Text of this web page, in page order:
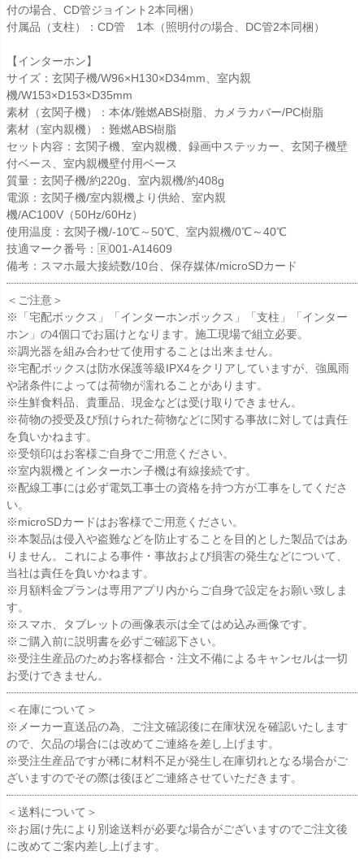
付の場合、CD管ジョイント2本同梱）
付属品（支柱）：CD管 1本（照明付の場合、DC管2本同梱）
【インターホン】
サイズ：玄関子機/W96×H130×D34mm、室内親
機/W153×D153×D35mm
素材（玄関子機）：本体/難燃ABS樹脂、カメラカバー/PC樹脂
素材（室内親機）：難燃ABS樹脂
セット内容：玄関子機、室内親機、録画中ステッカー、玄関子機壁
付ベース、室内親機壁付用ベース
質量：玄関子機/約220g、室内親機/約408g
電源：玄関子機/室内親機より供給、室内親
機/AC100V（50Hz/60Hz）
使用温度：玄関子機/-10℃～50℃、室内親機/0℃～40℃
技適マーク番号：🅁001-A14609
備考：スマホ最大接続数/10台、保存媒体/microSDカード
＜ご注意＞
※「宅配ボックス」「インターホンボックス」「支柱」「インター
ホン」の4個口でお届けとなります。施工現場で組立必要。
※調光器を組み合わせて使用することは出来ません。
※宅配ボックスは防水保護等級IPX4をクリアしていますが、強風雨
や諸条件によっては荷物が濡れることがあります。
※生鮮食料品、貴重品、現金などは受け取りできません。
※荷物の授受及び預けられた荷物などに関する事故に対しては責任
を負いかねます。
※受領印はお客様ご自身でご用意ください。
※室内親機とインターホン子機は有線接続です。
※配線工事には必ず電気工事士の資格を持つ方が工事をしてくださ
い。
※microSDカードはお客様でご用意ください。
※本製品は侵入や盗難などを防止することを目的とした製品ではあ
りません。これによる事件・事故および損害の発生などについて、
当社は責任を負いかねます。
※月額料金プランは専用アプリ内からご自身で設定をお願い致しま
す。
※スマホ、タブレットの画像表示は全てはめ込み画像です。
※ご購入前に説明書を必ずご確認下さい。
※受注生産品のためお客様都合・注文不備によるキャンセルは一切
お受けできません。
＜在庫について＞
※メーカー直送品の為、ご注文確認後に在庫状況を確認いたします
ので、欠品の場合には改めてご連絡を差し上げます。
※受注生産品ですが稀に材料不足が発生し在庫切れとなる場合がご
ざいますのでその際は後ほどご連絡させていただきます。
＜送料について＞
※お届け先により別途送料が必要な場合がございますのでご注文後
に改めてご案内差し上げます。